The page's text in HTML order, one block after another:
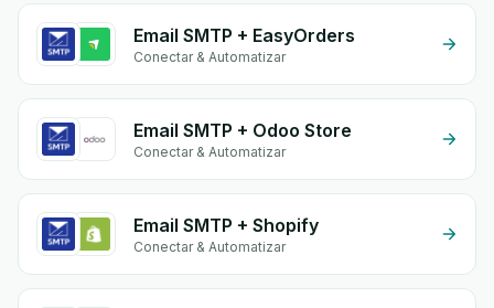
Email SMTP + EasyOrders
Conectar & Automatizar
Email SMTP + Odoo Store
Conectar & Automatizar
Email SMTP + Shopify
Conectar & Automatizar